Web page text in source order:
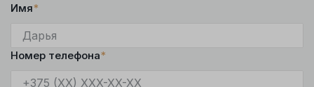
Имя*
Номер телефона*